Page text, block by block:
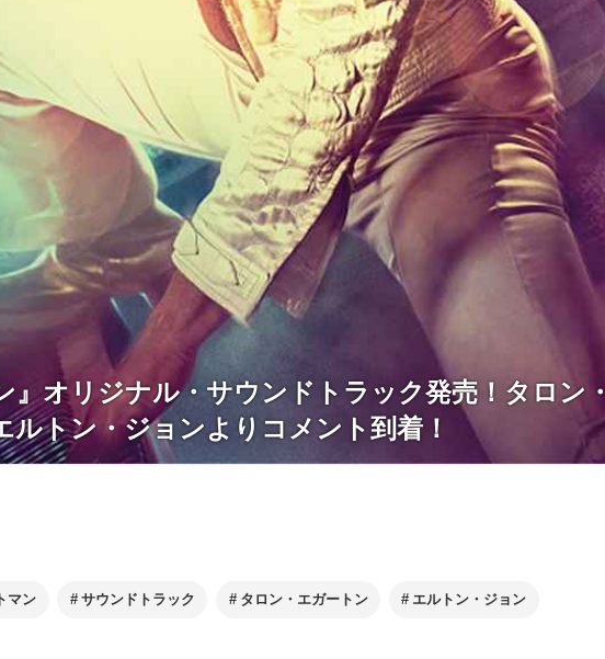
』オリジナル・サウンドトラック発売！タロン・
ルトン・ジョンよりコメント到着！
マン サウンドトラック タロン・エガートン エルトン・ジョン